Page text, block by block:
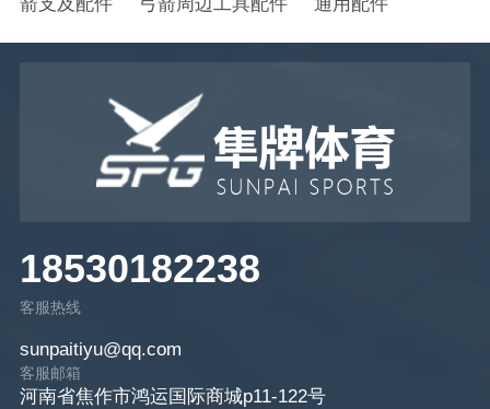
18530182238
客服热线
sunpaitiyu@qq.com
客服邮箱
河南省焦作市鸿运国际商城p11-122号